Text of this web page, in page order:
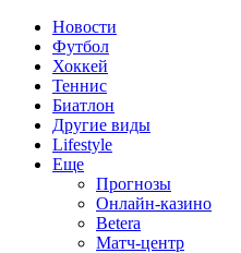
Новости
Футбол
Хоккей
Теннис
Биатлон
Другие виды
Lifestyle
Еще
Прогнозы
Онлайн-казино
Betera
Матч-центр